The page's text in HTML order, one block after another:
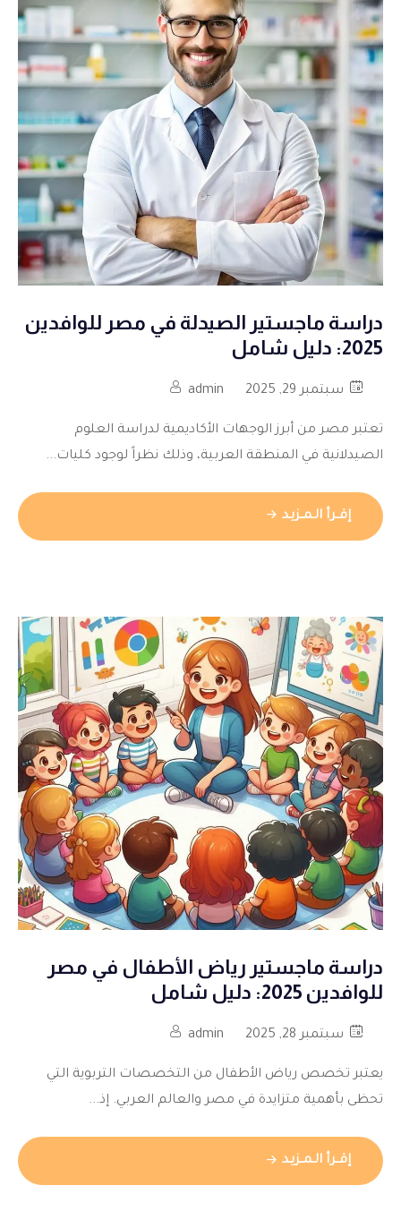
دراسة ماجستير الصيدلة في مصر للوافدين
2025: دليل شامل
سبتمبر 29, 2025 admin
تعتبر مصر من أبرز الوجهات الأكاديمية لدراسة العلوم
الصيدلانية في المنطقة العربية، وذلك نظراً لوجود كليات...
إقــرأ الـمــزيـد
دراسة ماجستير رياض الأطفال في مصر
للوافدين 2025: دليل شامل
سبتمبر 28, 2025 admin
يعتبر تخصص رياض الأطفال من التخصصات التربوية التي
تحظى بأهمية متزايدة في مصر والعالم العربي. إذ...
إقــرأ الـمــزيـد